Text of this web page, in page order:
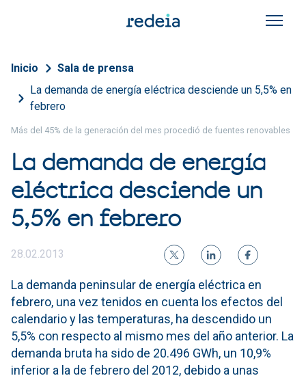
Sobrescribir enlaces de
Inicio
Sala de prensa
La demanda de energía eléctrica desciende un 5,5% en
febrero
Más del 45% de la generación del mes procedió de fuentes renovables
La demanda de energía
eléctrica desciende un
5,5% en febrero
28.02.2013
La demanda peninsular de energía eléctrica en
febrero, una vez tenidos en cuenta los efectos del
calendario y las temperaturas, ha descendido un
5,5% con respecto al mismo mes del año anterior. La
demanda bruta ha sido de 20.496 GWh, un 10,9%
inferior a la de febrero del 2012, debido a unas